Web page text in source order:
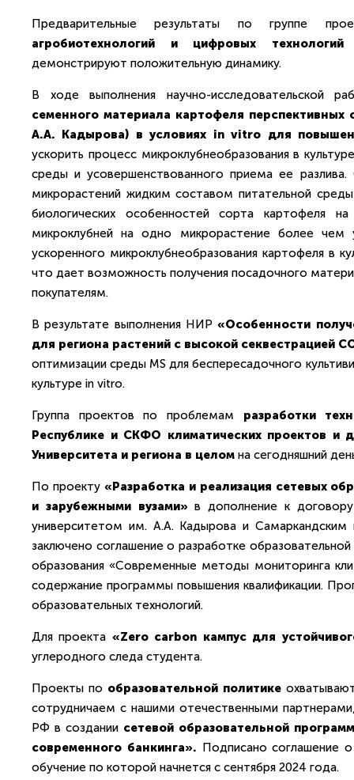
Предварительные результаты по группе
агробиотехнологий и цифровых технологий
демонстрируют положительную динамику.
В ходе выполнения научно-исследовательской
семенного материала картофеля
А.А. Кадырова) в условиях in vitro для
ускорить процесс микроклубнеобразования в
среды и усовершенствованного приема ее
микрорастений жидким составом питательной
биологических особенностей сорта картофеля
микроклубней на одно микрорастение более
ускоренного микроклубнеобразования картофеля в
что дает возможность получения посадочного
покупателям.
В результате выполнения НИР «Особенности
для региона растений с высокой секвестрацией
оптимизации среды MS для беспересадочного
культуре in vitro.
Группа проектов по проблемам разработки
Республике и СКФО климатических проектов и
Университета и региона в целом на сегодняшний
По проекту «Разработка и реализация сетевых
и зарубежными вузами» в дополнение к
университетом им. А.А. Кадырова и
заключено соглашение о разработке
образования «Современные методы мониторинга
содержание программы повышения квалификации.
образовательных технологий.
Для проекта «Zero carbon кампус для
углеродного следа студента.
Проекты по образовательной политике
сотрудничаем с нашими отечественными
РФ в создании сетевой образовательной
современного банкинга». Подписано соглашение
обучение по которой начнется с сентября 2024 года.